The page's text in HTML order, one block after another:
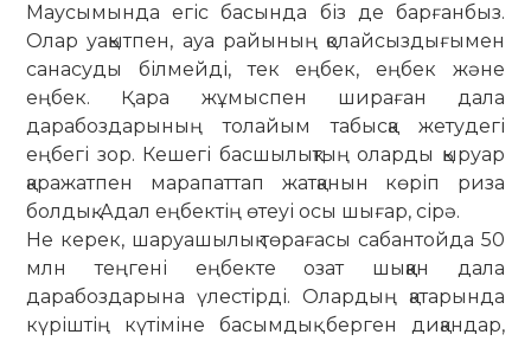
Маусымында егіс басында біз де барғанбыз.
Олар уақытпен, ауа райының қолайсыздығымен
сана­суды білмейді, тек еңбек, еңбек және
еңбек. Қара жұмыспен шираған дала
дарабоздарының толайым табыс­қа жетудегі
еңбегі зор. Кешегі басшы­лық­тың оларды қыруар
қаражатпен мара­паттап жатқанын көріп риза
болдық. Адал еңбектің өтеуі осы шығар, сірә.
Не керек, шаруашылық төрағасы сабантойда 50
млн теңгені еңбекте озат шыққан дала
дарабоздарына үлестірді. Олардың қатарында
күріштің күтіміне басымдық берген диқандар,